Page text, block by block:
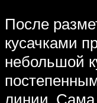
После
кусачками
небольшой
линии. Сама